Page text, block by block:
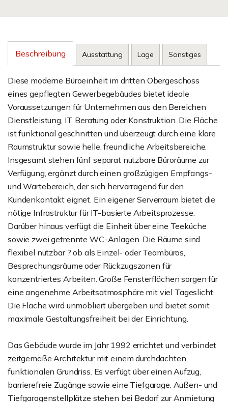
Beschreibung Ausstattung Lage Sonstiges
Diese moderne Büroeinheit im dritten Obergeschoss
eines gepflegten Gewerbegebäudes bietet ideale
Voraussetzungen für Unternehmen aus den Bereichen
Dienstleistung, IT, Beratung oder Konstruktion. Die Fläche
ist funktional geschnitten und überzeugt durch eine klare
Raumstruktur sowie helle, freundliche Arbeitsbereiche.
Insgesamt stehen fünf separat nutzbare Büroräume zur
Verfügung, ergänzt durch einen großzügigen Empfangs-
und Wartebereich, der sich hervorragend für den
Kundenkontakt eignet. Ein eigener Serverraum bietet die
nötige Infrastruktur für IT-basierte Arbeitsprozesse.
Darüber hinaus verfügt die Einheit über eine Teeküche
sowie zwei getrennte WC-Anlagen. Die Räume sind
flexibel nutzbar ? ob als Einzel- oder Teambüros,
Besprechungsräume oder Rückzugszonen für
konzentriertes Arbeiten. Große Fensterflächen sorgen für
eine angenehme Arbeitsatmosphäre mit viel Tageslicht.
Die Fläche wird unmöbliert übergeben und bietet somit
maximale Gestaltungsfreiheit bei der Einrichtung.
Das Gebäude wurde im Jahr 1992 errichtet und verbindet
zeitgemäße Architektur mit einem durchdachten,
funktionalen Grundriss. Es verfügt über einen Aufzug,
barrierefreie Zugänge sowie eine Tiefgarage. Außen- und
Tiefgaragenstellplätze stehen bei Bedarf zur Anmietung